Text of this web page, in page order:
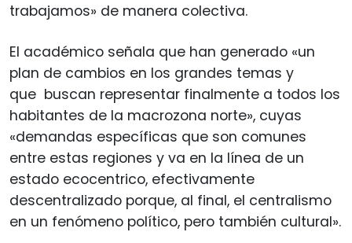
trabajamos» de manera colectiva.
El académico señala que han generado «un
plan de cambios en los grandes temas y
que buscan representar finalmente a todos los
habitantes de la macrozona norte», cuyas
«demandas específicas que son comunes
entre estas regiones y va en la línea de un
estado ecocentrico, efectivamente
descentralizado porque, al final, el centralismo
en un fenómeno político, pero también cultural».